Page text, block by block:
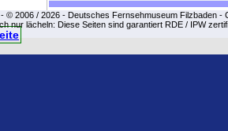
- © 2006 / 2026 - Deutsches Fernsehmuseum Filzbaden -
nur lächeln: Diese Seiten sind garantiert RDE / IPW